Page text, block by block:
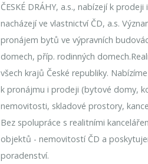
ČESKÉ DRÁHY, a.s., nabízejí k
nacházejí ve vlastnictví ČD, a.s.
pronájem bytů ve výpravních
domech, příp. rodinných
všech krajů České republiky.
k pronájmu i prodeji (bytové domy,
nemovitosti, skladové prostory,
Bez spolupráce s realitními
objektů - nemovitostí ČD a
poradenství.